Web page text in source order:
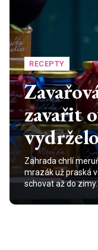
RECEPTY
zavařit
Zahrada chrlí
mrazák už praská
schovat až do